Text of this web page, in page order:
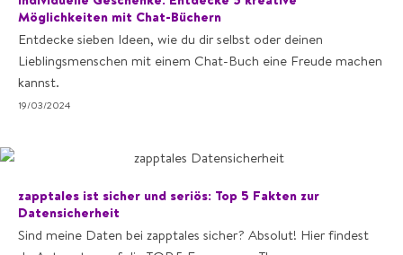
Möglichkeiten mit Chat-Büchern
Entdecke sieben Ideen, wie du dir selbst oder deinen
Lieblingsmenschen mit einem Chat-Buch eine Freude machen
kannst.
19/03/2024
zapptales ist sicher und seriös: Top 5 Fakten zur
Datensicherheit
Sind meine Daten bei zapptales sicher? Absolut! Hier findest